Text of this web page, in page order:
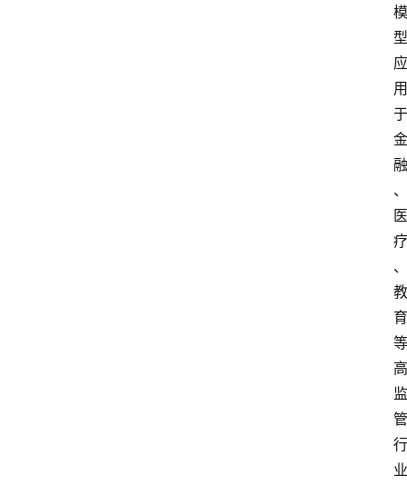
模
型
应
用
于
金
融
、
医
疗
、
教
育
等
高
监
管
行
业